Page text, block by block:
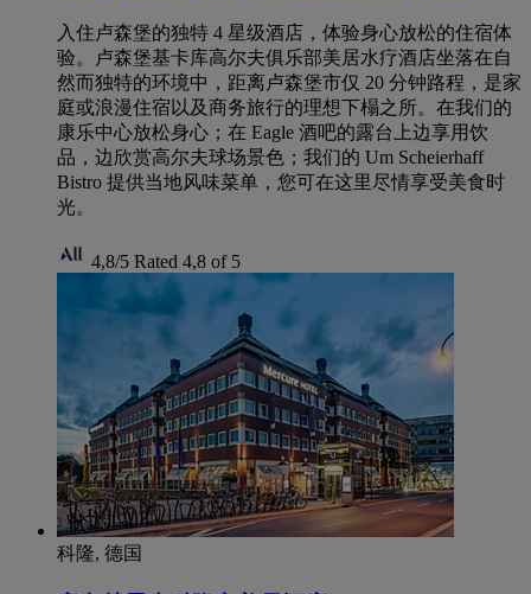
入住卢森堡的独特 4 星级酒店，体验身心放松的住宿体
验。卢森堡基卡库高尔夫俱乐部美居水疗酒店坐落在自
然而独特的环境中，距离卢森堡市仅 20 分钟路程，是家
庭或浪漫住宿以及商务旅行的理想下榻之所。在我们的
康乐中心放松身心；在 Eagle 酒吧的露台上边享用饮
品，边欣赏高尔夫球场景色；我们的 Um Scheierhaff
Bistro 提供当地风味菜单，您可在这里尽情享受美食时
光。
4,8/5 Rated 4,8 of 5
科隆, 德国